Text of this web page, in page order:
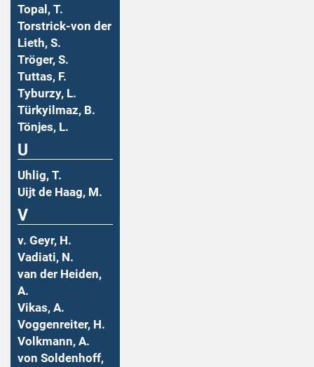
Topal, T.
Torstrick-von der
Lieth, S.
Tröger, S.
Tuttas, F.
Tyburzy, L.
Türkyilmaz, B.
Tönjes, L.
U
Uhlig, T.
Uijt de Haag, M.
V
v. Geyr, H.
Vadiati, N.
van der Heiden,
A.
Vikas, A.
Voggenreiter, H.
Volkmann, A.
von Soldenhoff,